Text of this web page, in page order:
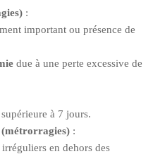
:
important ou présence de
due à une perte excessive de
à 7 jours.
(métrorragies) :
en dehors des